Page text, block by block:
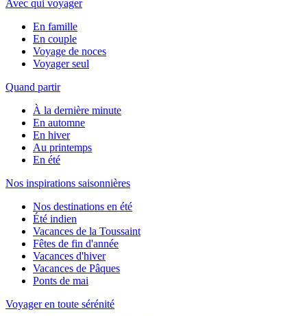
Avec qui voyager
En famille
En couple
Voyage de noces
Voyager seul
Quand partir
À la dernière minute
En automne
En hiver
Au printemps
En été
Nos inspirations saisonnières
Nos destinations en été
Été indien
Vacances de la Toussaint
Fêtes de fin d'année
Vacances d'hiver
Vacances de Pâques
Ponts de mai
Voyager en toute sérénité